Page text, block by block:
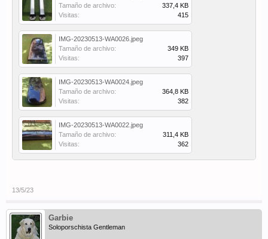
Tamaño de archivo:
337,4 KB
Visitas:
415
IMG-20230513-WA0026.jpeg
Tamaño de archivo:
349 KB
Visitas:
397
IMG-20230513-WA0024.jpeg
Tamaño de archivo:
364,8 KB
Visitas:
382
IMG-20230513-WA0022.jpeg
Tamaño de archivo:
311,4 KB
Visitas:
362
13/5/23
Garbie
Soloporschista Gentleman